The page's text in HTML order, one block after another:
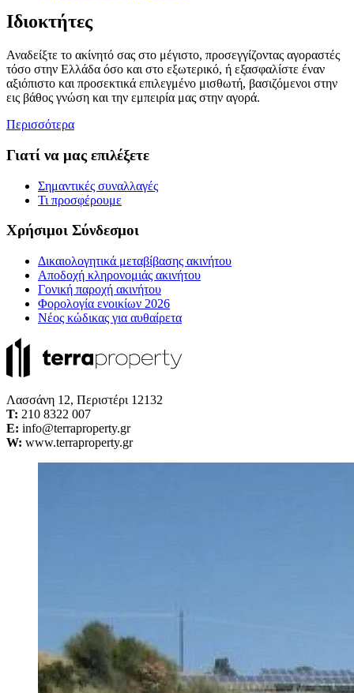
Ιδιοκτήτες
Αναδείξτε το ακίνητό σας στο μέγιστο, προσεγγίζοντας αγοραστές
τόσο στην Ελλάδα όσο και στο εξωτερικό, ή εξασφαλίστε έναν
αξιόπιστο και προσεκτικά επιλεγμένο μισθωτή, βασιζόμενοι στην
εις βάθος γνώση και την εμπειρία μας στην αγορά.
Περισσότερα
Γιατί να μας επιλέξετε
Σημαντικές συναλλαγές
Τι προσφέρουμε
Χρήσιμοι Σύνδεσμοι
Δικαιολογητικά μεταβίβασης ακινήτου
Αποδοχή κληρονομιάς ακινήτου
Γονική παροχή ακινήτου
Φορολογία ενοικίων 2026
Νέος κώδικας για αυθαίρετα
Λασσάνη 12, Περιστέρι 12132
Τ: 210 8322 007
E: info@terraproperty.gr
W: www.terraproperty.gr